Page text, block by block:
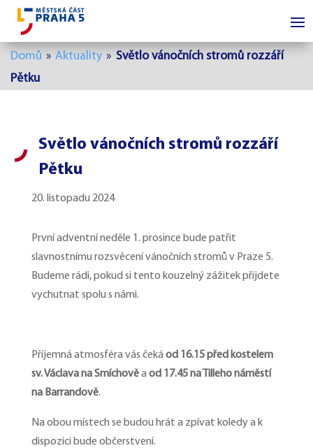
Domů » Aktuality » Světlo vánočních stromů rozzáří
Pětku
Světlo vánočních stromů rozzáří
Pětku
20. listopadu 2024
První adventní neděle 1. prosince bude patřit
slavnostnímu rozsvěcení vánočních stromů v Praze 5.
Budeme rádi, pokud si tento kouzelný zážitek přijdete
vychutnat spolu s námi.
Příjemná atmosféra vás čekáod 16.15 před kostelem
sv. Václava na Smíchověaod 17.45 na Tilleho náměstí
na Barrandově.
Na obou místech se budou hrát a zpívat koledy a k
dispozici bude občerstvení.